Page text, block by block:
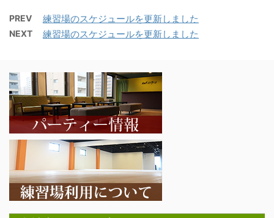
PREV 練習場のスケジュールを更新しました
NEXT 練習場のスケジュールを更新しました